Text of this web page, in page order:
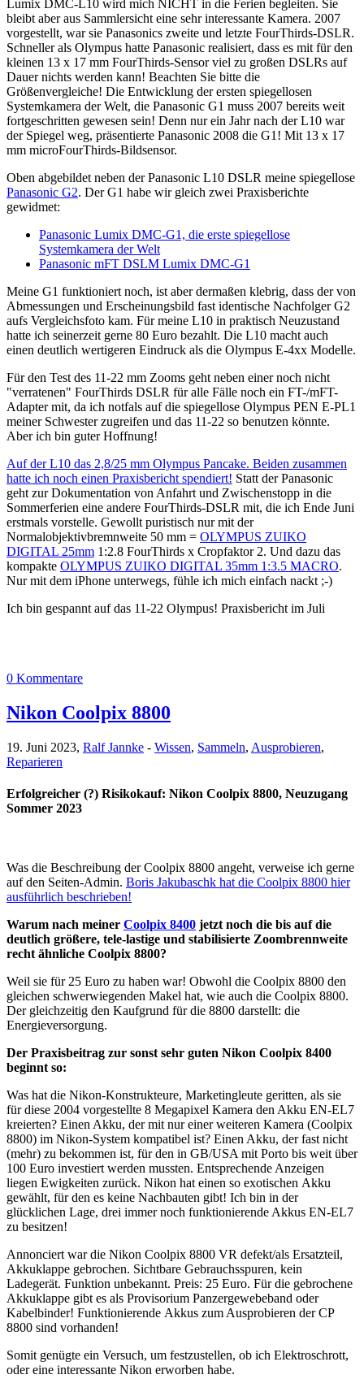
Lumix DMC-L10 wird mich NICHT in die Ferien begleiten. Sie
bleibt aber aus Sammlersicht eine sehr interessante Kamera. 2007
vorgestellt, war sie Panasonics zweite und letzte FourThirds-DSLR.
Schneller als Olympus hatte Panasonic realisiert, dass es mit für den
kleinen 13 x 17 mm FourThirds-Sensor viel zu großen DSLRs auf
Dauer nichts werden kann! Beachten Sie bitte die
Größenvergleiche! Die Entwicklung der ersten spiegellosen
Systemkamera der Welt, die Panasonic G1 muss 2007 bereits weit
fortgeschritten gewesen sein! Denn nur ein Jahr nach der L10 war
der Spiegel weg, präsentierte Panasonic 2008 die G1! Mit 13 x 17
mm microFourThirds-Bildsensor.
Oben abgebildet neben der Panasonic L10 DSLR meine spiegellose
Panasonic G2. Der G1 habe wir gleich zwei Praxisberichte
gewidmet:
Panasonic Lumix DMC-G1, die erste spiegellose
Systemkamera der Welt
Panasonic mFT DSLM Lumix DMC-G1
Meine G1 funktioniert noch, ist aber dermaßen klebrig, dass der von
Abmessungen und Erscheinungsbild fast identische Nachfolger G2
aufs Vergleichsfoto kam. Für meine L10 in praktisch Neuzustand
hatte ich seinerzeit gerne 80 Euro bezahlt. Die L10 macht auch
einen deutlich wertigeren Eindruck als die Olympus E-4xx Modelle.
Für den Test des 11-22 mm Zooms geht neben einer noch nicht
"verratenen" FourThirds DSLR für alle Fälle noch ein FT-/mFT-
Adapter mit, da ich notfals auf die spiegellose Olympus PEN E-PL1
meiner Schwester zugreifen und das 11-22 so benutzen könnte.
Aber ich bin guter Hoffnung!
Auf der L10 das 2,8/25 mm Olympus Pancake. Beiden zusammen
hatte ich noch einen Praxisbericht spendiert! Statt der Panasonic
geht zur Dokumentation von Anfahrt und Zwischenstopp in die
Sommerferien eine andere FourThirds-DSLR mit, die ich Ende Juni
erstmals vorstelle. Gewollt puristisch nur mit der
Normalobjektivbremnweite 50 mm = OLYMPUS ZUIKO
DIGITAL 25mm 1:2.8 FourThirds x Cropfaktor 2. Und dazu das
kompakte OLYMPUS ZUIKO DIGITAL 35mm 1:3.5 MACRO.
Nur mit dem iPhone unterwegs, fühle ich mich einfach nackt ;-)
Ich bin gespannt auf das 11-22 Olympus! Praxisbericht im Juli
0 Kommentare
Nikon Coolpix 8800
19. Juni 2023, Ralf Jannke - Wissen, Sammeln, Ausprobieren,
Reparieren
Erfolgreicher (?) Risikokauf: Nikon Coolpix 8800, Neuzugang
Sommer 2023
Was die Beschreibung der Coolpix 8800 angeht, verweise ich gerne
auf den Seiten-Admin. Boris Jakubaschk hat die Coolpix 8800 hier
ausführlich beschrieben!
Warum nach meiner Coolpix 8400 jetzt noch die bis auf die
deutlich größere, tele-lastige und stabilisierte Zoombrennweite
recht ähnliche Coolpix 8800?
Weil sie für 25 Euro zu haben war! Obwohl die Coolpix 8800 den
gleichen schwerwiegenden Makel hat, wie auch die Coolpix 8800.
Der gleichzeitig den Kaufgrund für die 8800 darstellt: die
Energieversorgung.
Der Praxisbeitrag zur sonst sehr guten Nikon Coolpix 8400
beginnt so:
Was hat die Nikon-Konstrukteure, Marketingleute geritten, als sie
für diese 2004 vorgestellte 8 Megapixel Kamera den Akku EN-EL7
kreierten? Einen Akku, der mit nur einer weiteren Kamera (Coolpix
8800) im Nikon-System kompatibel ist? Einen Akku, der fast nicht
(mehr) zu bekommen ist, für den in GB/USA mit Porto bis weit über
100 Euro investiert werden mussten. Entsprechende Anzeigen
liegen Ewigkeiten zurück. Nikon hat einen so exotischen Akku
gewählt, für den es keine Nachbauten gibt! Ich bin in der
glücklichen Lage, drei immer noch funktionierende Akkus EN-EL7
zu besitzen!
Annonciert war die Nikon Coolpix 8800 VR defekt/als Ersatzteil,
Akkuklappe gebrochen. Sichtbare Gebrauchsspuren, kein
Ladegerät. Funktion unbekannt. Preis: 25 Euro. Für die gebrochene
Akkuklappe gibt es als Provisorium Panzergewebeband oder
Kabelbinder! Funktionierende Akkus zum Ausprobieren der CP
8800 sind vorhanden!
Somit genügte ein Versuch, um festzustellen, ob ich Elektroschrott,
oder eine interessante Nikon erworben habe.